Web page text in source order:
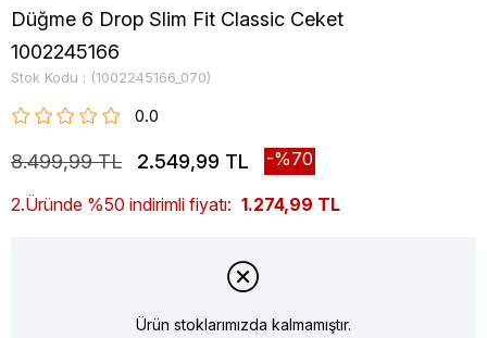
Düğme 6 Drop Slim Fit Classic Ceket
1002245166
Stok Kodu (1002245166_070)
0.0
8.499,99 TL 2.549,99 TL 70
2.Üründe %50 indirimli fiyatı: 1.274,99 TL
Ürün stoklarımızda kalmamıştır.